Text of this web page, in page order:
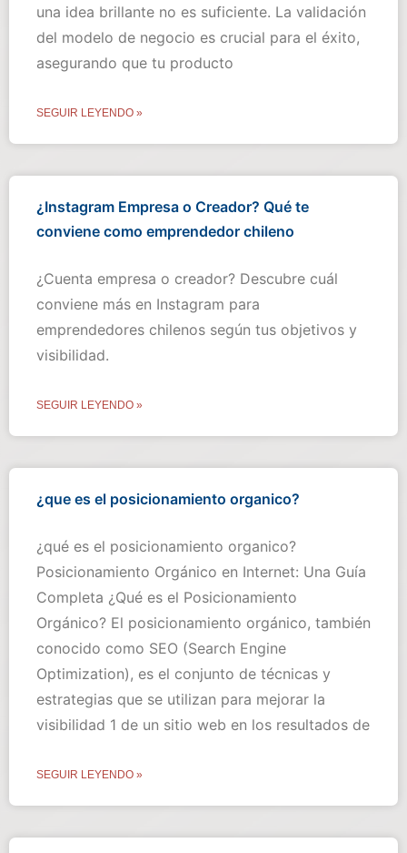
una idea brillante no es suficiente. La validación
del modelo de negocio es crucial para el éxito,
asegurando que tu producto
SEGUIR LEYENDO »
¿Instagram Empresa o Creador? Qué te
conviene como emprendedor chileno
¿Cuenta empresa o creador? Descubre cuál
conviene más en Instagram para
emprendedores chilenos según tus objetivos y
visibilidad.
SEGUIR LEYENDO »
¿que es el posicionamiento organico?
¿qué es el posicionamiento organico?
Posicionamiento Orgánico en Internet: Una Guía
Completa ¿Qué es el Posicionamiento
Orgánico? El posicionamiento orgánico, también
conocido como SEO (Search Engine
Optimization), es el conjunto de técnicas y
estrategias que se utilizan para mejorar la
visibilidad 1 de un sitio web en los resultados de
SEGUIR LEYENDO »